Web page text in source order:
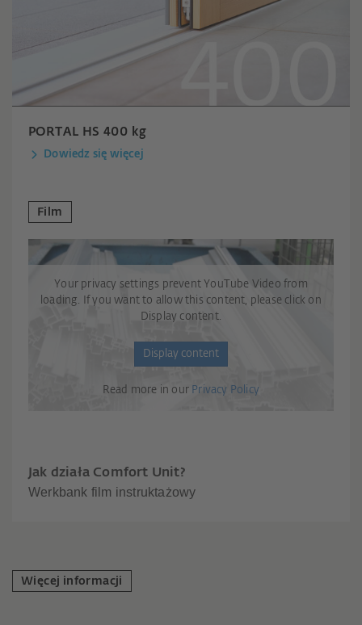
PORTAL HS 400 kg
Dowiedz się więcej
Film
Your privacy settings prevent YouTube Video from
loading. If you want to allow this content, please click on
Display content.
Display content
Read more in our Privacy Policy
Jak działa Comfort Unit?
Werkbank film instruktażowy
Więcej informacji